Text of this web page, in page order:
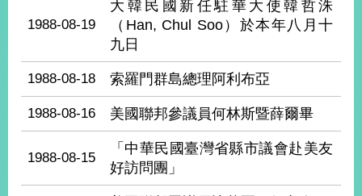
際
播
政
府
資
公
開
1988-08-19
大韓民國新任駐華大使韓哲洙
（Han, Chul Soo）於本年八月十
九日
1988-08-18 索羅門群島總理阿利布亞
1988-08-16 美國聯邦參議員何林斯暨薛爾畢
1988-08-15
「中華民國臺灣省縣市議會赴美友
好訪問團」